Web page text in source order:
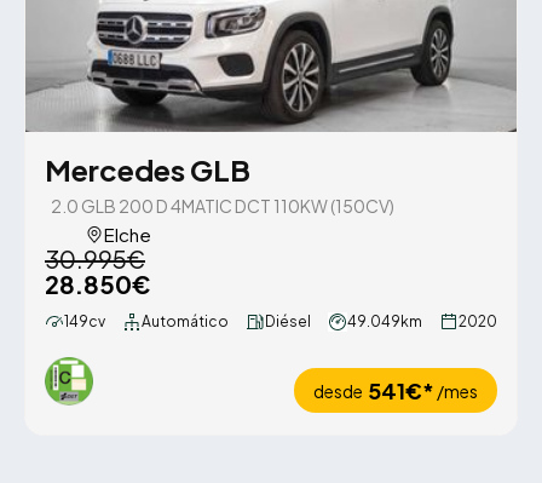
Mercedes GLB
2.0 GLB 200 D 4MATIC DCT 110KW (150CV)
Elche
30.995€
28.850€
149cv Automático Diésel 49.049km 2020
desde 541€* /mes